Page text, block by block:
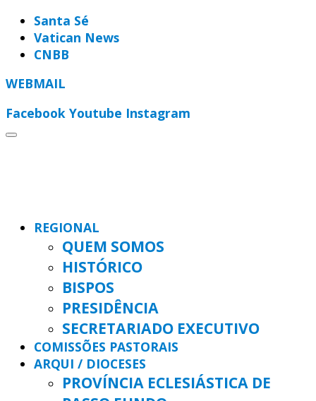
Santa Sé
Vatican News
CNBB
WEBMAIL
Facebook Youtube Instagram
REGIONAL
QUEM SOMOS
HISTÓRICO
BISPOS
PRESIDÊNCIA
SECRETARIADO EXECUTIVO
COMISSÕES PASTORAIS
ARQUI / DIOCESES
PROVÍNCIA ECLESIÁSTICA DE